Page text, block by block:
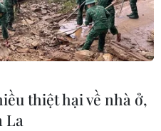
khoa học
thiệt hại về nhà ở,
La